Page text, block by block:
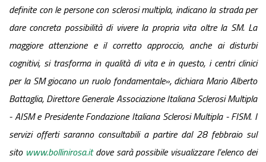
definite con le persone con sclerosi multipla, indicano la strada per
dare concreta possibilità di vivere la propria vita oltre la SM. La
maggiore attenzione e il corretto approccio, anche ai disturbi
cognitivi, si trasforma in qualità di vita e in questo, i centri clinici
per la SM giocano un ruolo fondamentale», dichiara Mario Alberto
Battaglia, Direttore Generale Associazione Italiana Sclerosi Multipla
- AISM e Presidente Fondazione Italiana Sclerosi Multipla - FISM. I
servizi offerti saranno consultabili a partire dal 28 febbraio sul
sito www.bollinirosa.itdove sarà possibile visualizzare l’elenco dei